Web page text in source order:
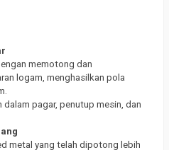
memotong dan
logam, menghasilkan pola
dalam pagar, penutup mesin, dan
metal yang telah dipotong lebih